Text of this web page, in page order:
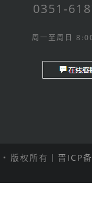
0351-
周一至周日
• 版权所有丨 晋ICP